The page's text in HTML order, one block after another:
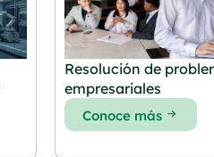
Resolución de
empresariales
Conoce más
e
e
e
e